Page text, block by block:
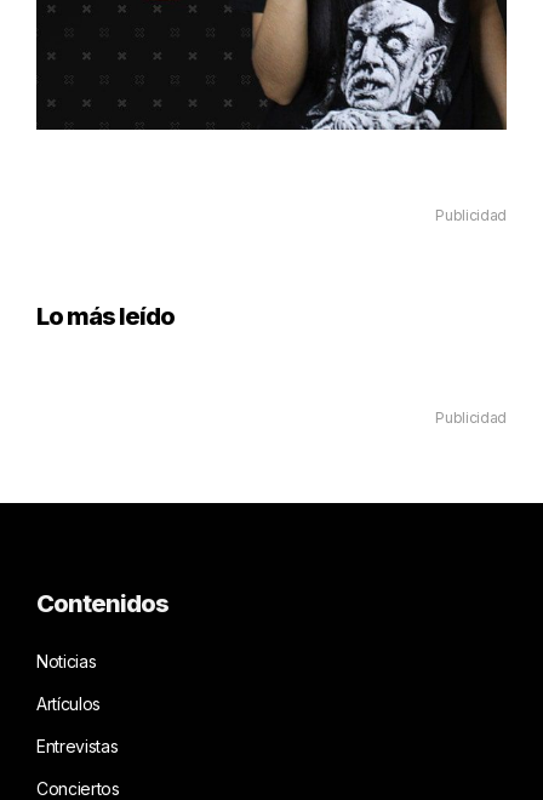
Publicidad
Lo más leído
Publicidad
Contenidos
Noticias
Artículos
Entrevistas
Conciertos